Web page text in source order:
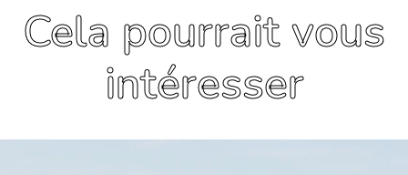
Cela pourrait vous
intéresser